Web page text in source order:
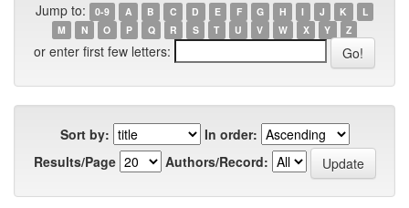
Jump to: 0-9 A B C D E F G H I J K
L
M
N O P Q R S T U V W X Y Z
or enter first few letters:
Sort by:
In order:
Results/Page
Authors/Record: